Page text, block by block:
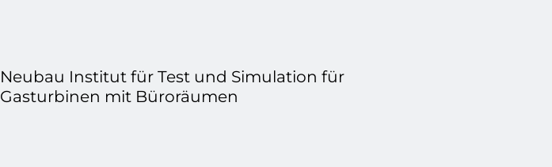
Neubau Institut für Test und Simulation für
Gasturbinen mit Büroräumen